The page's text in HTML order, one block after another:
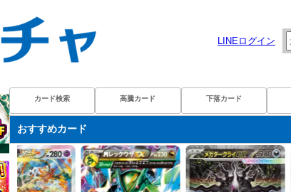
LINEログイン
カード検索 高騰カード 下落カード
おすすめカード